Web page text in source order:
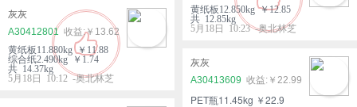
黄纸板12.850kg ￥12.85
共 12.85kg
5月18日 10:23 -奥北林芝
灰灰
A30412801
￥13.62
黄纸板11.880kg ￥11.88
综合纸2.490kg ￥1.74
共 14.37kg
5月18日 10:12 -奥北林芝
灰灰
A30413609
￥22.99
PET瓶11.45kg ￥22.9